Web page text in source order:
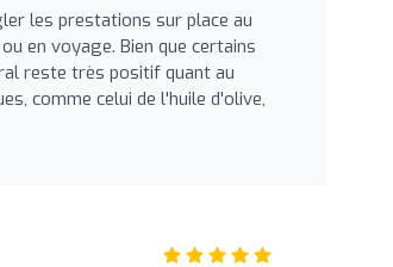
les prestations sur place au
en voyage. Bien que certains
reste très positif quant au
comme celui de l'huile d'olive,